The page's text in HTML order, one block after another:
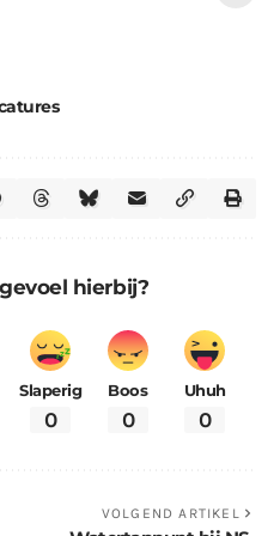
hierbij?
Slaperig
0
Boos
0
Uhuh
0
VOLGEND ARTIKEL